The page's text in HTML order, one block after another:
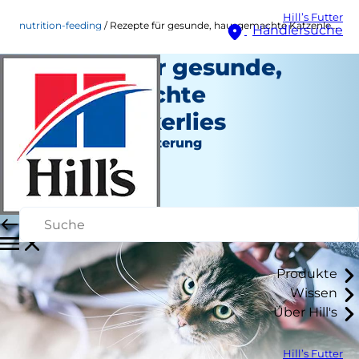
Hill’s Futter
Händlersuche
Produkte
Wissen
Über Hill's
Hill’s Futter
nutrition-feeding Rezepte für gesunde, hausgemachte Katzenleckerlies
Rezepte für gesunde,
hausgemachte
Katzenleckerlies
Ernährung und Fütterung
Staff Author
März 17, 2022